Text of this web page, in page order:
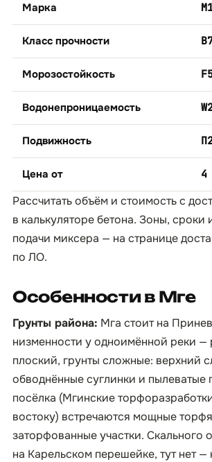
Марка
Класс прочности
Морозостойкость
Водонепроницаемость
Подвижность
Цена от 4
Рассчитать объём и стоимость с
в калькуляторе бетона. Зоны, сроки
подачи миксера — на странице
по ЛО.
Особенности в Мге
Грунты района: Мга стоит на
низменности у одноимённой реки —
плоский, грунты сложные: верхний
обводнённые суглинки и пылеватые
посёлка (Мгинские
востоку) встречаются мощные
заторфованные участки. Скального
на Карельском перешейке, тут нет —